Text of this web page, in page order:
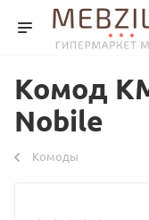
Комод
Nobile
Комоды